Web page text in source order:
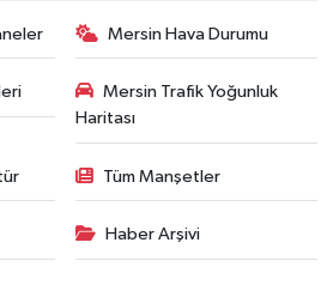
Mersin Hava Durumu
Mersin Trafik Yoğunluk
Haritası
Tüm Manşetler
Haber Arşivi